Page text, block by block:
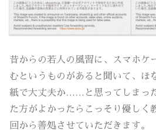
昔からの若人の風習に、スマホケ
むというものがあると聞いて、ほ
紙で大丈夫か……と思ってしまっ
た方がよかったらこっそり優しく
回から善処させていただきます。